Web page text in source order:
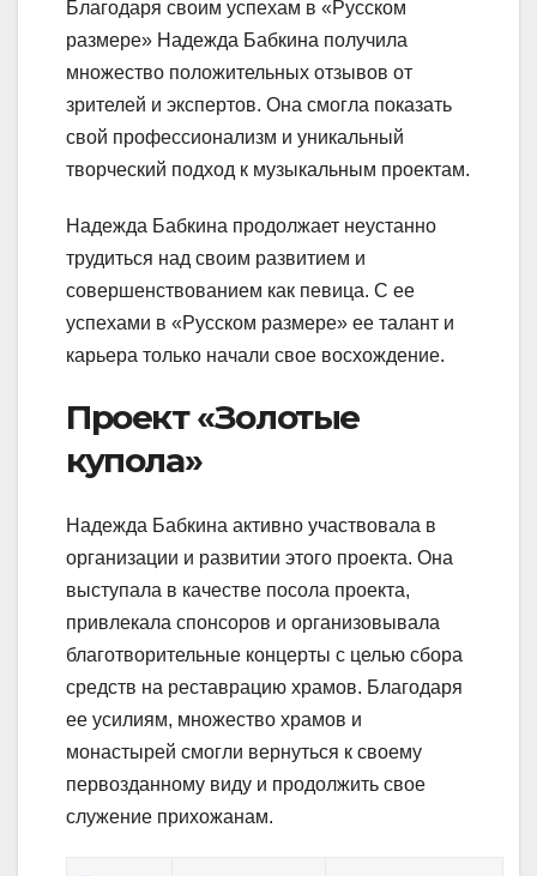
Благодаря своим успехам в «Русском
размере» Надежда Бабкина получила
множество положительных отзывов от
зрителей и экспертов. Она смогла показать
свой профессионализм и уникальный
творческий подход к музыкальным проектам.
Надежда Бабкина продолжает неустанно
трудиться над своим развитием и
совершенствованием как певица. С ее
успехами в «Русском размере» ее талант и
карьера только начали свое восхождение.
Проект «Золотые
купола»
Надежда Бабкина активно участвовала в
организации и развитии этого проекта. Она
выступала в качестве посола проекта,
привлекала спонсоров и организовывала
благотворительные концерты с целью сбора
средств на реставрацию храмов. Благодаря
ее усилиям, множество храмов и
монастырей смогли вернуться к своему
первозданному виду и продолжить свое
служение прихожанам.